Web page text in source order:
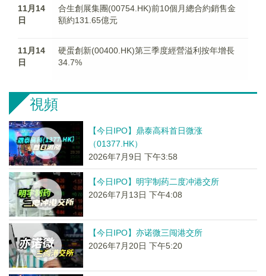
11月14
日
合生創展集團(00754.HK)前10個月總合約銷售金
額約131.65億元
11月14
日
硬蛋創新(00400.HK)第三季度經營溢利按年增長
34.7%
視頻
【今日IPO】鼎泰高科首日微涨
（01377.HK）
2026年7月9日 下午3:58
【今日IPO】明宇制药二度冲港交所
2026年7月13日 下午4:08
【今日IPO】亦诺微三闯港交所
2026年7月20日 下午5:20